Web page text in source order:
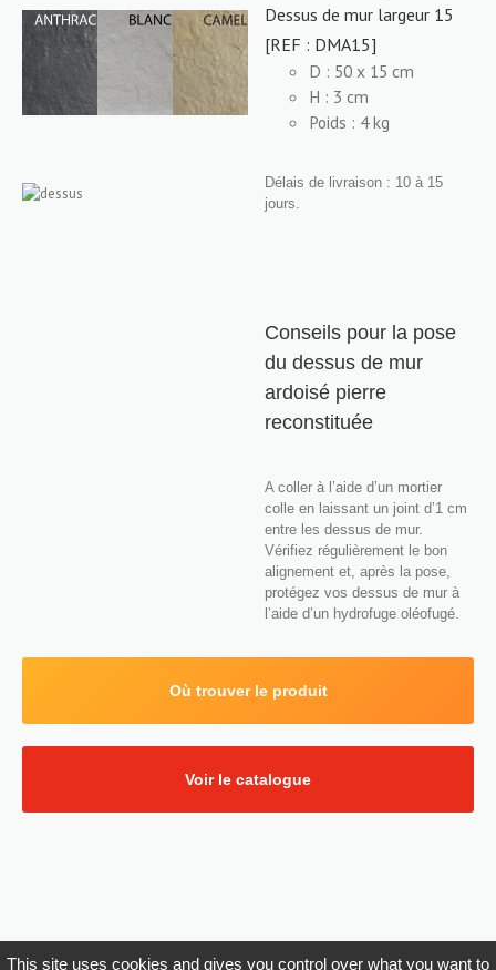
Dessus de mur largeur 15
[REF : DMA15]
D : 50 x 15 cm
H : 3 cm
Poids : 4 kg
Délais de livraison : 10 à 15
jours.
Conseils pour la pose
du dessus de mur
ardoisé pierre
reconstituée
A coller à l’aide d’un mortier
colle en laissant un joint d’1 cm
entre les dessus de mur.
Vérifiez régulièrement le bon
alignement et, après la pose,
protégez vos dessus de mur à
l’aide d’un hydrofuge oléofugé.
Où trouver le produit
Voir le catalogue
This site uses cookies and gives you control over what you want to